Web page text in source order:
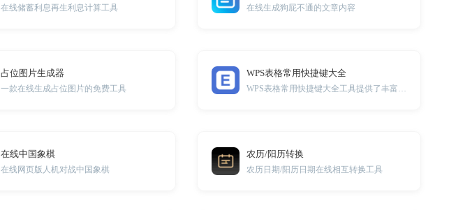
在线储蓄利息再生利息计算工具 在线生成狗屁不通的文章内容
占位图片生成器
一款在线生成占位图片的免费工具
WPS表格常用快捷键大全
在线中国象棋
在线网页版人机对战中国象棋
农历/阳历转换
农历日期/阳历日期在线相互转换工具